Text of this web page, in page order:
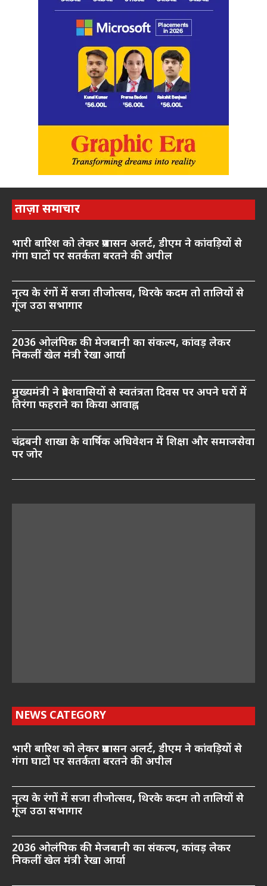
ताज़ा समाचार
भारी बारिश को लेकर प्रशासन अलर्ट, डीएम ने कांवड़ियों से
गंगा घाटों पर सतर्कता बरतने की अपील
नृत्य के रंगों में सजा तीजोत्सव, थिरके कदम तो तालियों से
गूंज उठा सभागार
2036 ओलंपिक की मेजबानी का संकल्प, कांवड़ लेकर
निकलीं खेल मंत्री रेखा आर्या
मुख्यमंत्री ने प्रदेशवासियों से स्वतंत्रता दिवस पर अपने घरों में
तिरंगा फहराने का किया आवाह्न
चंद्रबनी शाखा के वार्षिक अधिवेशन में शिक्षा और समाजसेवा
पर जोर
NEWS CATEGORY
भारी बारिश को लेकर प्रशासन अलर्ट, डीएम ने कांवड़ियों से
गंगा घाटों पर सतर्कता बरतने की अपील
नृत्य के रंगों में सजा तीजोत्सव, थिरके कदम तो तालियों से
गूंज उठा सभागार
2036 ओलंपिक की मेजबानी का संकल्प, कांवड़ लेकर
निकलीं खेल मंत्री रेखा आर्या